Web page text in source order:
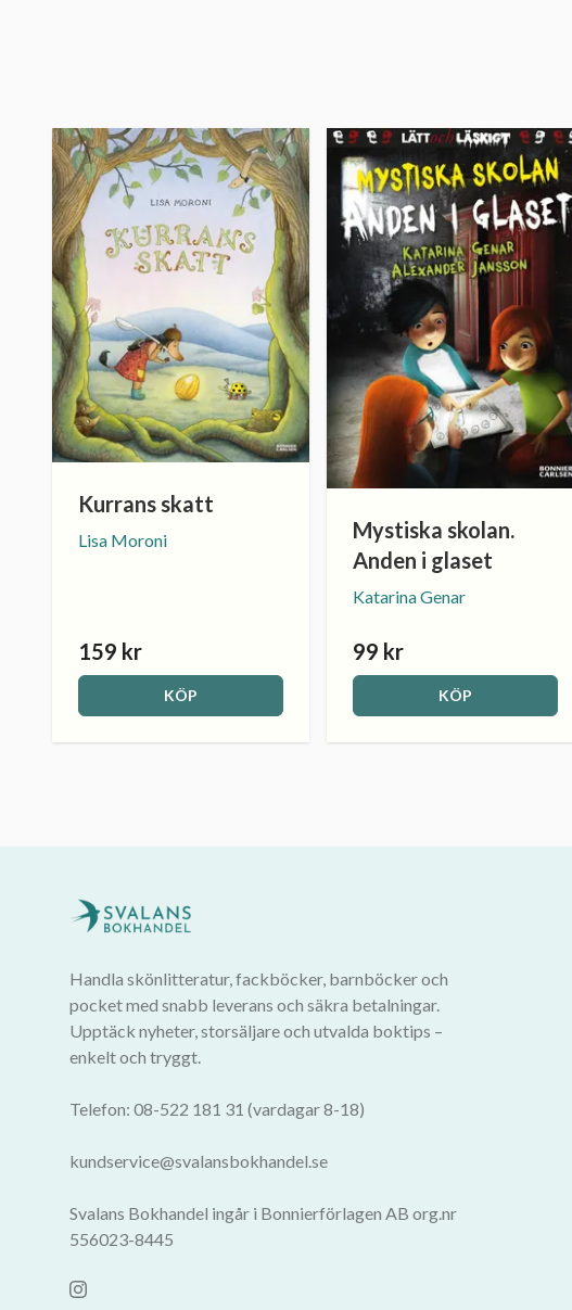
Kurrans skatt
Lisa Moroni
159 kr
KÖP
Mystiska skolan.
Anden i glaset
Katarina Genar
99 kr
KÖP
Handla skönlitteratur, fackböcker, barnböcker och
pocket med snabb leverans och säkra betalningar.
Upptäck nyheter, storsäljare och utvalda boktips –
enkelt och tryggt.
Telefon: 08-522 181 31 (vardagar 8-18)
kundservice@svalansbokhandel.se
Svalans Bokhandel ingår i Bonnierförlagen AB org.nr
556023-8445